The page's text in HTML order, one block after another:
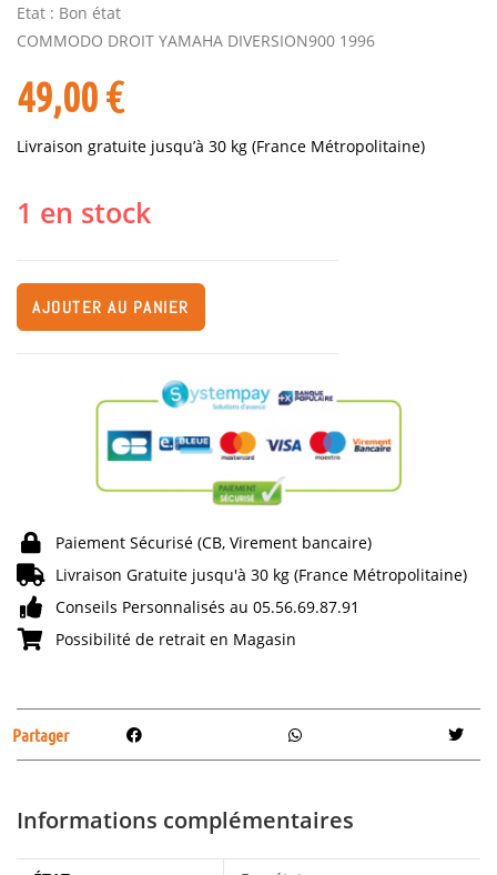
Etat : Bon état
COMMODO DROIT YAMAHA DIVERSION900 1996
49,00€
Livraison gratuite jusqu’à 30 kg (France Métropolitaine)
1 en stock
AJOUTER AU PANIER
Paiement Sécurisé (CB, Virement bancaire)
Livraison Gratuite jusqu'à 30 kg (France Métropolitaine)
Conseils Personnalisés au 05.56.69.87.91
Possibilité de retrait en Magasin
Partager
Informations complémentaires